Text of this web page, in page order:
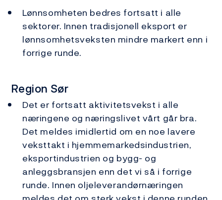
Lønnsomheten bedres fortsatt i alle
sektorer. Innen tradisjonell eksport er
lønnsomhetsveksten mindre markert enn i
forrige runde.
Region Sør
Det er fortsatt aktivitetsvekst i alle
næringene og næringslivet vårt går bra.
Det meldes imidlertid om en noe lavere
veksttakt i hjemmemarkedsindustrien,
eksportindustrien og bygg- og
anleggsbransjen enn det vi så i forrige
runde. Innen oljeleverandørnæringen